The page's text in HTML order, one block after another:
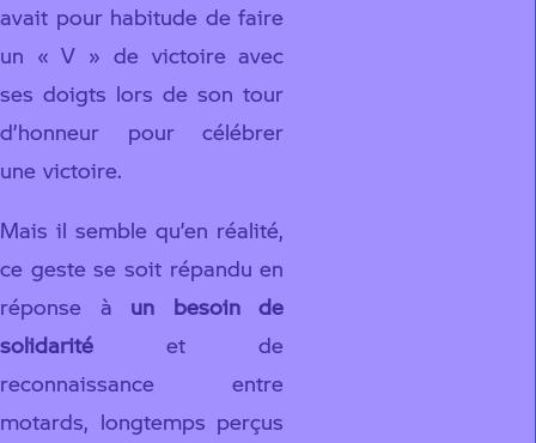
avait pour habitude de faire
un « V » de victoire avec
ses doigts lors de son tour
d’honneur pour célébrer
une victoire.
Mais il semble qu’en réalité,
ce geste se soit répandu en
réponse à un besoin de
solidarité et de
reconnaissance entre
motards, longtemps perçus